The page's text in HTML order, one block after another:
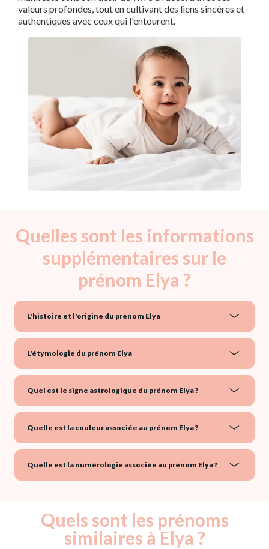
valeurs profondes, tout en cultivant des liens sincères et
authentiques avec ceux qui l'entourent.
Quelles sont les informations
supplémentaires sur le
prénom Elya ?
L'histoire et l'origine du prénom Elya
L'étymologie du prénom Elya
Quel est le signe astrologique du prénom Elya ?
Quelle est la couleur associée au prénom Elya ?
Quelle est la numérologie associée au prénom Elya ?
Quels sont les prénoms
similaires à Elya ?